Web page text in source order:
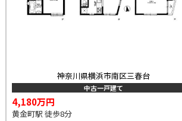
神奈川県横浜市南区三春台
中古一戸建て
4,180万円
黄金町駅 徒歩8分